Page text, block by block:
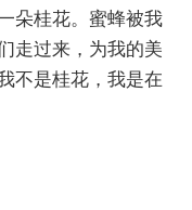
朵桂花。蜜蜂被我
走过来，为我的美
不是桂花，我是在